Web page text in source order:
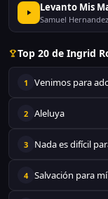
Levanto Mis
Samuel Hernandez
Top 20 de Ingrid
1 Venimos para
2 Aleluya
3 Nada es difícil
4 Salvación para mí